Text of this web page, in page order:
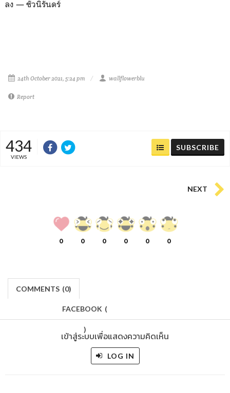
ลง — ชั่วนิรันดร์
24th October 2021, 5:24 pm wallflowerblu
Report
434
VIEWS
SUBSCRIBE
NEXT
0 0 0 0 0 0
COMMENTS (0)
FACEBOOK (
)
เข้าสู่ระบบเพื่อแสดงความคิดเห็น
LOG IN